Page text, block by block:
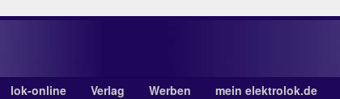
lok-online Verlag Werben mein elektrolok.de